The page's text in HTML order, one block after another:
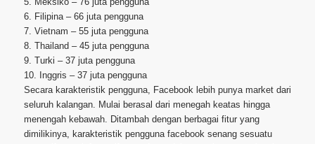
6. Filipina – 66 juta pengguna
7. Vietnam – 55 juta pengguna
8. Thailand – 45 juta pengguna
9. Turki – 37 juta pengguna
10. Inggris – 37 juta pengguna
Secara karakteristik pengguna, Facebook lebih punya market dari
seluruh kalangan. Mulai berasal dari menegah keatas hingga
menengah kebawah. Ditambah dengan berbagai fitur yang
dimilikinya, karakteristik pengguna facebook senang sesuatu